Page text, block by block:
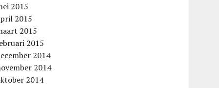
2015
2015
2015
2015
2014
2014
2014